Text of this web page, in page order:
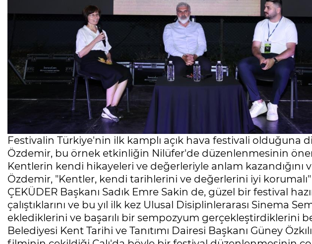
Festivalin Türkiye'nin ilk kamplı açık hava festivali olduğuna
Özdemir, bu örnek etkinliğin Nilüfer'de düzenlenmesinin
Kentlerin kendi hikayeleri ve değerleriyle anlam kazandığını
Özdemir, "Kentler, kendi tarihlerini ve değerlerini iyi
ÇEKÜDER Başkanı Sadık Emre Sakin de, güzel bir festival
çalıştıklarını ve bu yıl ilk kez Ulusal Disiplinlerarası Sinema
eklediklerini ve başarılı bir sempozyum gerçekleştirdiklerini
Belediyesi Kent Tarihi ve Tanıtımı Dairesi Başkanı Güney